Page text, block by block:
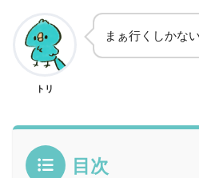
トリ
まぁ行くしかない
目次